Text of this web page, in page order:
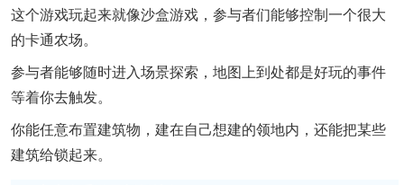
这个游戏玩起来就像沙盒游戏，参与者们能够控制一个很大
的卡通农场。
参与者能够随时进入场景探索，地图上到处都是好玩的事件
等着你去触发。
你能任意布置建筑物，建在自己想建的领地内，还能把某些
建筑给锁起来。